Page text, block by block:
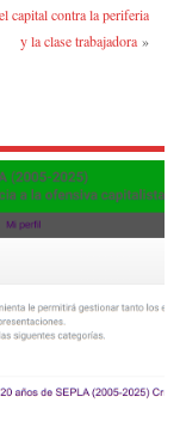
capital contra la periferia
y la clase trabajadora»